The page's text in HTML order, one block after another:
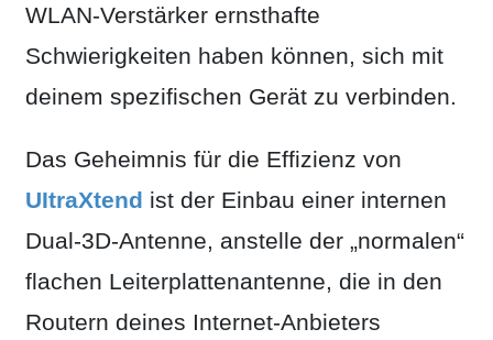
WLAN-Verstärker ernsthafte
Schwierigkeiten haben können, sich mit
deinem spezifischen Gerät zu verbinden.
Das Geheimnis für die Effizienz von
UItraXtend ist der Einbau einer internen
Dual-3D-Antenne, anstelle der „normalen“
flachen Leiterplattenantenne, die in den
Routern deines Internet-Anbieters